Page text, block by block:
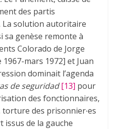
des partis
La solution autoritaire
sa genèse remonte à
Colorado de Jorge
mars 1972] et Juan
dominait l’agenda
de seguridad [13] pour
des fonctionnaires,
torture des prisonnier∙es
de la gauche